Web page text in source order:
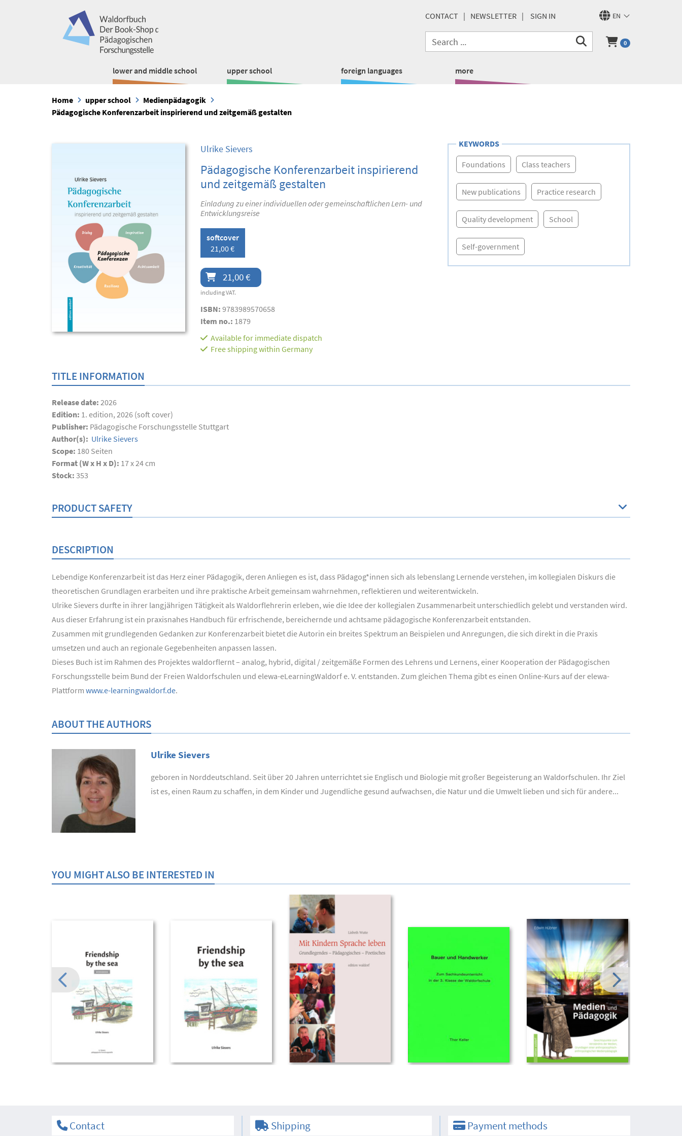
EN
CONTACT NEWSLETTER SIGN IN
0
lower and middle school upper school foreign languages more
Home upper school
Medienpädagogik
Pädagogische Konferenzarbeit inspirierend und zeitgemäß gestalten
Ulrike Sievers
Pädagogische Konferenzarbeit inspirierend
und zeitgemäß gestalten
Einladung zu einer individuellen oder gemeinschaftlichen Lern- und
Entwicklungsreise
softcover
21,00 €
21,00 €
including VAT.
ISBN: 9783989570658
Item no.: 1879
Available for immediate dispatch
Free shipping within Germany
KEYWORDS
Foundations Class teachers
New publications Practice research
Quality development School
Self-government
TITLE INFORMATION
Release date: 2026
Edition: 1. edition, 2026 (soft cover)
Publisher: Pädagogische Forschungsstelle Stuttgart
Author(s): Ulrike Sievers
Scope: 180 Seiten
Format (W x H x D): 17 x 24 cm
Stock: 353
PRODUCT SAFETY
DESCRIPTION
Lebendige Konferenzarbeit ist das Herz einer Pädagogik, deren Anliegen es ist, dass Pädagog*innen sich als lebenslang Lernende verstehen, im kollegialen Diskurs die
theoretischen Grundlagen erarbeiten und ihre praktische Arbeit gemeinsam wahrnehmen, reflektieren und weiterentwickeln.
Ulrike Sievers durfte in ihrer langjährigen Tätigkeit als Waldorflehrerin erleben, wie die Idee der kollegialen Zusammenarbeit unterschiedlich gelebt und verstanden wird.
Aus dieser Erfahrung ist ein praxisnahes Handbuch für erfrischende, bereichernde und achtsame pädagogische Konferenzarbeit entstanden.
Zusammen mit grundlegenden Gedanken zur Konferenzarbeit bietet die Autorin ein breites Spektrum an Beispielen und Anregungen, die sich direkt in die Praxis
umsetzen und auch an regionale Gegebenheiten anpassen lassen.
Dieses Buch ist im Rahmen des Projektes waldorflernt – analog, hybrid, digital / zeitgemäße Formen des Lehrens und Lernens, einer Kooperation der Pädagogischen
Forschungsstelle beim Bund der Freien Waldorfschulen und elewa-eLearningWaldorf e. V. entstanden. Zum gleichen Thema gibt es einen Online-Kurs auf der elewa-
Plattform www.e-learningwaldorf.de.
ABOUT THE AUTHORS
Ulrike Sievers
geboren in Norddeutschland. Seit über 20 Jahren unterrichtet sie Englisch und Biologie mit großer Begeisterung an Waldorfschulen. Ihr Ziel
ist es, einen Raum zu schaffen, in dem Kinder und Jugendliche gesund aufwachsen, die Natur und die Umwelt lieben und sich für andere...
YOU MIGHT ALSO BE INTERESTED IN
Contact Shipping Payment methods